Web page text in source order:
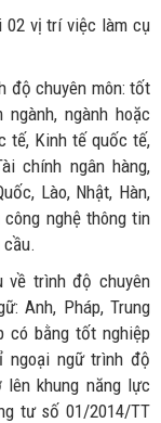
vị trí việc làm cụ
độ chuyên môn: tốt
ngành hoặc
tế, Kinh tế quốc tế,
chính ngân hàng,
Lào, Nhật, Hàn,
nghệ thông tin
về trình độ chuyên
Anh, Pháp, Trung
có bằng tốt nghiệp
ngoại ngữ trình độ
khung năng lực
tư số 01/2014/TT